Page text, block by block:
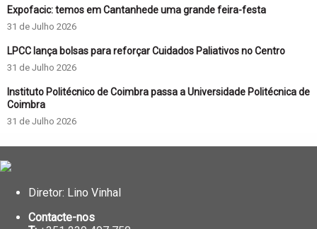
Expofacic: temos em Cantanhede uma grande feira-festa
31 de Julho 2026
LPCC lança bolsas para reforçar Cuidados Paliativos no Centro
31 de Julho 2026
Instituto Politécnico de Coimbra passa a Universidade Politécnica de
Coimbra
31 de Julho 2026
Diretor: Lino Vinhal
Contacte-nos